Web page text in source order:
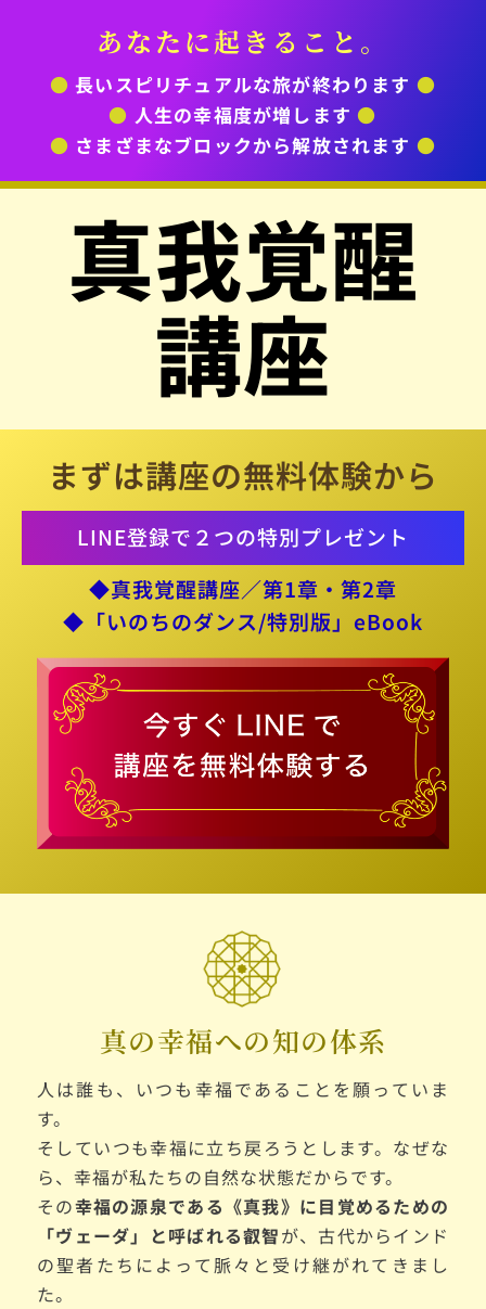
あなたに起きること。
●長いスピリチュアルな旅が終わります ●
● 人生の幸福度が増します●
● さまざまなブロックから解放されます ●
真我覚醒
講座
まずは講座の無料体験から
LINE登録で２つの特別プレゼント
◆真我覚醒講座／第1章・第2章
◆「いのちのダンス/特別版」eBook
真の幸福への知の体系
人は誰も、いつも幸福であることを願っていま
す。
そしていつも幸福に立ち戻ろうとします。なぜな
ら、幸福が私たちの自然な状態だからです。
その幸福の源泉である《真我》に目覚めるための
「ヴェーダ」と呼ばれる叡智が、古代からインド
の聖者たちによって脈々と受け継がれてきまし
た。